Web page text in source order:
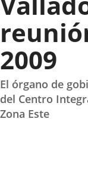
2009
El órgano de
del Centro
Zona Este